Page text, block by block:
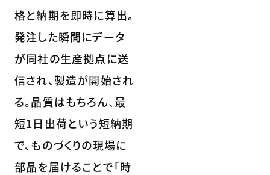
格と納期を即時に算出。
発注した瞬間にデータ
が同社の生産拠点に送
信され、製造が開始され
る。品質はもちろん、最
短1日出荷という短納期
で、ものづくりの現場に
部品を届けることで「時